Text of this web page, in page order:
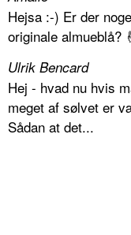
Hejsa :-) Er der
originale almueblå?
Ulrik Bencard
Hej - hvad nu hvis
meget af sølvet er
Sådan at det...